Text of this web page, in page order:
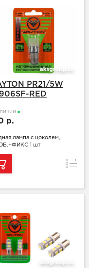
PR21/5W
RED
р.
лампа с цоколем,
1 шт